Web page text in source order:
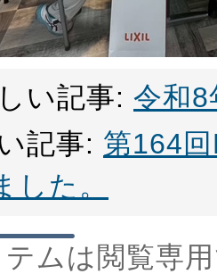
い記事: 令和
記事: 第164
した。
ムは閲覧専